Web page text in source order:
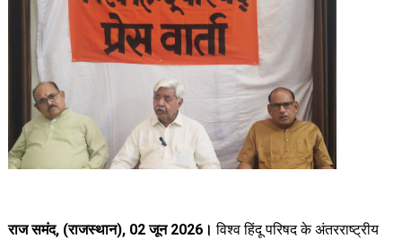
राज समंद, (राजस्थान), 02 जून 2026।विश्व हिंदू परिषद के अंतरराष्ट्रीय